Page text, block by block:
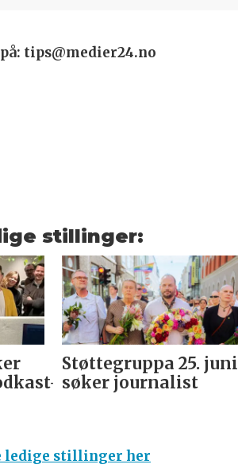
tips@medier24.no
stillinger:
Støttegruppa 25. juni
søker journalist
ledige stillinger her